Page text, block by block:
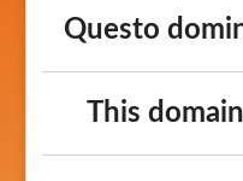
Questo
This